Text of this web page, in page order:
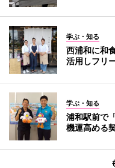
学ぶ・知る
西浦和に和
活用しフリ
学ぶ・知る
浦和駅前で
機運高める